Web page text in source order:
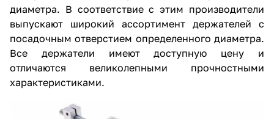
диаметра. В соответствие с этим производители
выпускают широкий ассортимент держателей с
посадочным отверстием определенного диаметра.
Все держатели имеют доступную цену и
отличаются великолепными прочностными
характеристиками.